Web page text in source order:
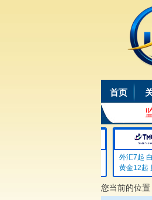
首页
外汇7起 白
黄金12起
您当前的位置